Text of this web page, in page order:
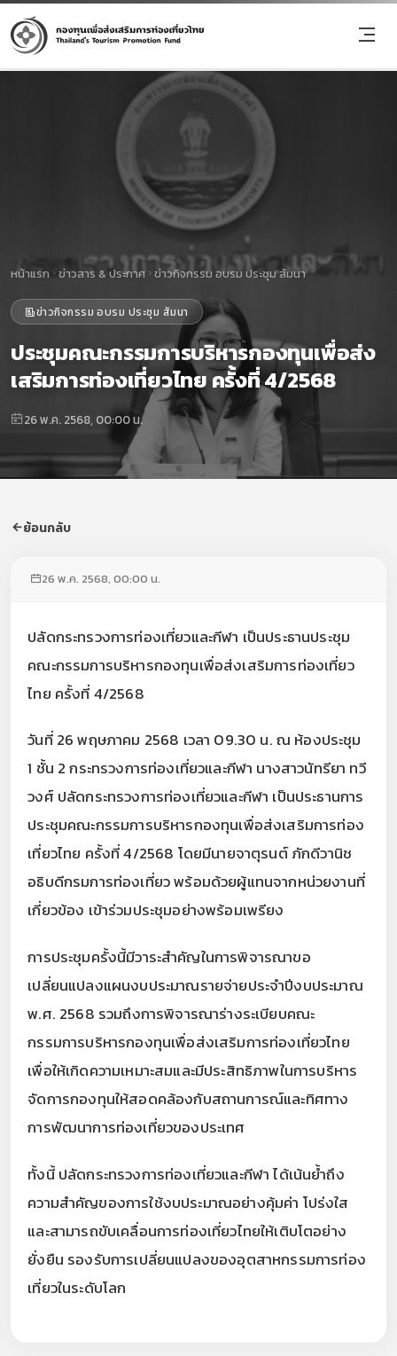
หน้าแรก ข่าวสาร & ประกาศ ข่าวกิจกรรม อบรม ประชุม สัมนา
ข่าวกิจกรรม อบรม ประชุม สัมนา
ประชุมคณะกรรมการบริหารกองทุนเพื่อส่ง
เสริมการท่องเที่ยวไทย ครั้งที่ 4/2568
26 พ.ค. 2568, 00:00 น.
ย้อนกลับ
26 พ.ค. 2568, 00:00 น.
ปลัดกระทรวงการท่องเที่ยวและกีฬา เป็นประธานประชุม
คณะกรรมการบริหารกองทุนเพื่อส่งเสริมการท่องเที่ยว
ไทย ครั้งที่ 4/2568
วันที่ 26 พฤษภาคม 2568 เวลา 09.30 น. ณ ห้องประชุม
1 ชั้น 2 กระทรวงการท่องเที่ยวและกีฬา นางสาวนัทรียา ทวี
วงศ์ ปลัดกระทรวงการท่องเที่ยวและกีฬา เป็นประธานการ
ประชุมคณะกรรมการบริหารกองทุนเพื่อส่งเสริมการท่อง
เที่ยวไทย ครั้งที่ 4/2568 โดยมีนายจาตุรนต์ ภักดีวานิช
อธิบดีกรมการท่องเที่ยว พร้อมด้วยผู้แทนจากหน่วยงานที่
เกี่ยวข้อง เข้าร่วมประชุมอย่างพร้อมเพรียง
การประชุมครั้งนี้มีวาระสำคัญในการพิจารณาขอ
เปลี่ยนแปลงแผนงบประมาณรายจ่ายประจำปีงบประมาณ
พ.ศ. 2568 รวมถึงการพิจารณาร่างระเบียบคณะ
กรรมการบริหารกองทุนเพื่อส่งเสริมการท่องเที่ยวไทย
เพื่อให้เกิดความเหมาะสมและมีประสิทธิภาพในการบริหาร
จัดการกองทุนให้สอดคล้องกับสถานการณ์และทิศทาง
การพัฒนาการท่องเที่ยวของประเทศ
ทั้งนี้ ปลัดกระทรวงการท่องเที่ยวและกีฬา ได้เน้นย้ำถึง
ความสำคัญของการใช้งบประมาณอย่างคุ้มค่า โปร่งใส
และสามารถขับเคลื่อนการท่องเที่ยวไทยให้เติบโตอย่าง
ยั่งยืน รองรับการเปลี่ยนแปลงของอุตสาหกรรมการท่อง
เที่ยวในระดับโลก